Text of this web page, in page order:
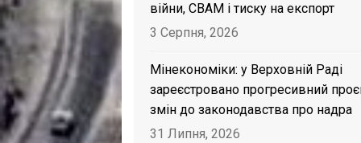
війни, CBAM і тиску на експорт
3 Серпня, 2026
Мінекономіки: у Верховній Раді
зареєстровано прогресивний
змін до законодавства про надра
31 Липня, 2026